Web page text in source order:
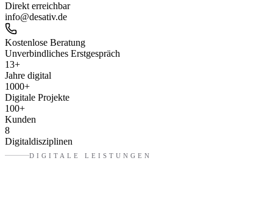
Direkt erreichbar
info@desativ.de
Kostenlose Beratung
Unverbindliches Erstgespräch
13+
Jahre digital
1000+
Digitale Projekte
100+
Kunden
8
Digitaldisziplinen
DIGITALE LEISTUNGEN